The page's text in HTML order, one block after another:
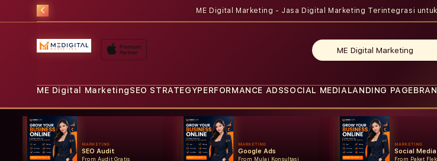
ME Digital Marketing - Jasa Digital Marketing Terintegrasi
ME Digital MarketingSEO STRATEGYPERFORMANCE ADSSOCIAL MEDIALANDING PAGE
MARKETING
SEO Audit
From Audit Gratis
MARKETING
Google Ads
From Mulai Konsultasi
MARKETING
Social Media
From Paket